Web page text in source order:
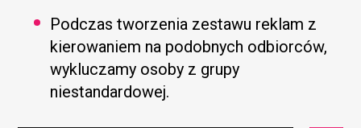
Podczas tworzenia zestawu reklam z
kierowaniem na podobnych odbiorców,
wykluczamy osoby z grupy
niestandardowej.